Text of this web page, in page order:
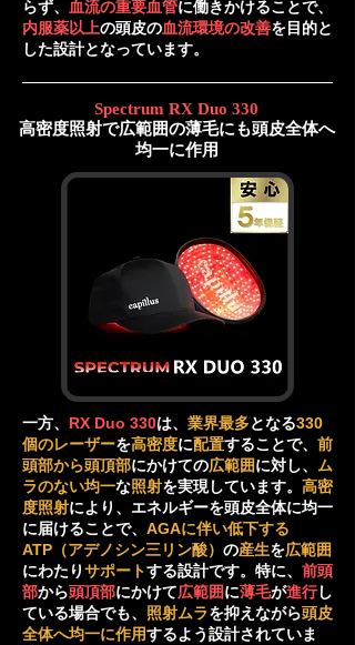
らず、
血流の重要血管に働きかけることで、
内服薬以上の頭皮の血流環境の改善を目的と
した設計となっています。
Spectrum RX Duo 330
高密度照射で広範囲の薄毛にも頭皮全体へ
均一に作用
一方、 RX Duo 330は、 業界最多となる330
個のレーザーを高密度に配置することで、 前
頭部から頭頂部にかけての広範囲に対し、 ム
ラのない均一な照射を実現しています。 高密
度照射により、エネルギーを頭皮全体に均一
に届けることで、 AGAに伴い低下する
ATP（アデノシン三リン酸） の産生を広範囲
にわたりサポートする設計です。特に、 前頭
部から頭頂部にかけて広範囲に薄毛が進行し
ている場合でも、 照射ムラを抑えながら頭皮
全体へ均一に作用するよう設計されていま